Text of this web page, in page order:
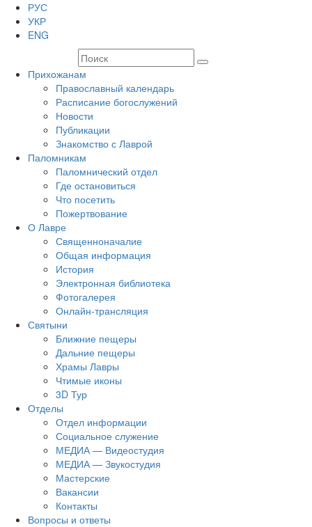
РУС
УКР
ENG
Прихожанам
Православный календарь
Расписание богослужений
Новости
Публикации
Знакомство с Лаврой
Паломникам
Паломнический отдел
Где остановиться
Что посетить
Пожертвование
О Лавре
Священноначалие
Общая информация
История
Электронная библиотека
Фотогалерея
Онлайн-трансляция
Святыни
Ближние пещеры
Дальние пещеры
Храмы Лавры
Чтимые иконы
3D Тур
Отделы
Отдел информации
Социальное служение
МЕДИА — Видеостудия
МЕДИА — Звукостудия
Мастерские
Вакансии
Контакты
Вопросы и ответы